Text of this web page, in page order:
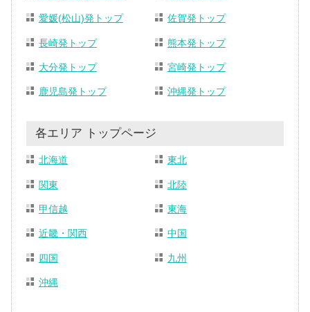
愛媛(松山)発トップ 佐賀発トップ
長崎発トップ 熊本発トップ
大分発トップ 宮崎発トップ
鹿児島発トップ 沖縄発トップ
各エリア トップページ
北海道 東北
関東 北陸
甲信越 東海
近畿・関西 中国
四国 九州
沖縄